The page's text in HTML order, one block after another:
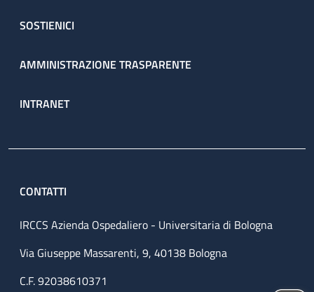
SOSTIENICI
AMMINISTRAZIONE TRASPARENTE
INTRANET
CONTATTI
IRCCS Azienda Ospedaliero - Universitaria di Bologna
Via Giuseppe Massarenti, 9, 40138 Bologna
C.F. 92038610371